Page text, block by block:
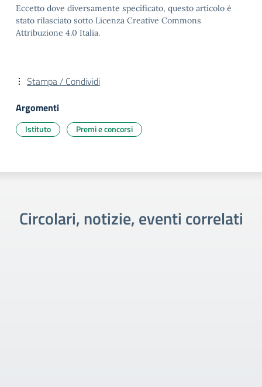
Eccetto dove diversamente specificato, questo articolo è
stato rilasciato sotto Licenza Creative Commons
Attribuzione 4.0 Italia.
Stampa / Condividi
Argomenti
Istituto Premi e concorsi
Circolari, notizie, eventi correlati